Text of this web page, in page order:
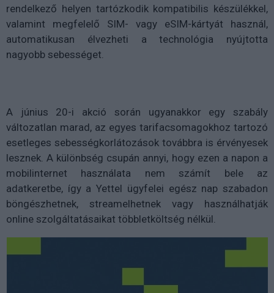
rendelkező helyen tartózkodik kompatibilis készülékkel,
valamint megfelelő SIM- vagy eSIM-kártyát használ,
automatikusan élvezheti a technológia nyújtotta
nagyobb sebességet.
A június 20-i akció során ugyanakkor egy szabály
változatlan marad, az egyes tarifacsomagokhoz tartozó
esetleges sebességkorlátozások továbbra is érvényesek
lesznek. A különbség csupán annyi, hogy ezen a napon a
mobilinternet használata nem számít bele az
adatkeretbe, így a Yettel ügyfelei egész nap szabadon
böngészhetnek, streamelhetnek vagy használhatják
online szolgáltatásaikat többletköltség nélkül.